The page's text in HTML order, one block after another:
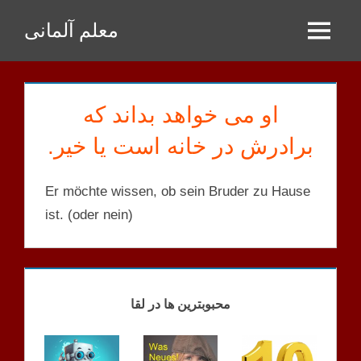
Inhalt
springen
معلم آلمانی Menu
او می خواهد بداند که
برادرش در خانه است یا خیر.
Er möchte wissen, ob sein Bruder zu Hause
ist. (oder nein)
MENSCHEN
محبوبترین ها در لقا